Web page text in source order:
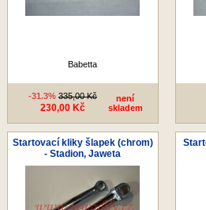
Babetta
-31.3% 335,00 Kč
230,00 Kč
není
skladem
Startovací kliky šlapek (chrom)
- Stadion, Jaweta